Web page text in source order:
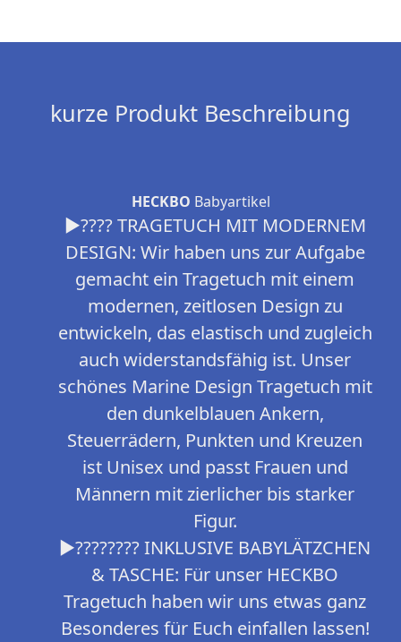
kurze Produkt Beschreibung
HECKBO Babyartikel
►???? TRAGETUCH MIT MODERNEM
DESIGN: Wir haben uns zur Aufgabe
gemacht ein Tragetuch mit einem
modernen, zeitlosen Design zu
entwickeln, das elastisch und zugleich
auch widerstandsfähig ist. Unser
schönes Marine Design Tragetuch mit
den dunkelblauen Ankern,
Steuerrädern, Punkten und Kreuzen
ist Unisex und passt Frauen und
Männern mit zierlicher bis starker
Figur.
►???????? INKLUSIVE BABYLÄTZCHEN
& TASCHE: Für unser HECKBO
Tragetuch haben wir uns etwas ganz
Besonderes für Euch einfallen lassen!